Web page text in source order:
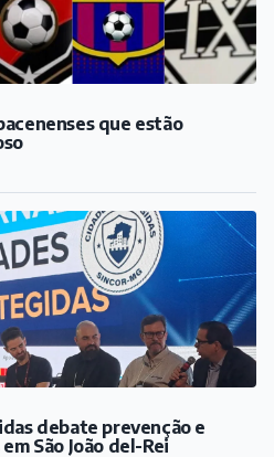
que estão
debate prevenção e
São João del-Rei